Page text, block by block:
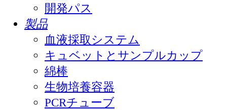
開発パス
製品
血液採取システム
キュベットとサンプルカップ
綿棒
生物培養容器
PCRチューブ